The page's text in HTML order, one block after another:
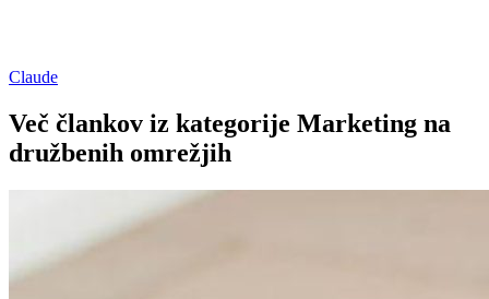
Claude
Več člankov iz kategorije Marketing na
družbenih omrežjih